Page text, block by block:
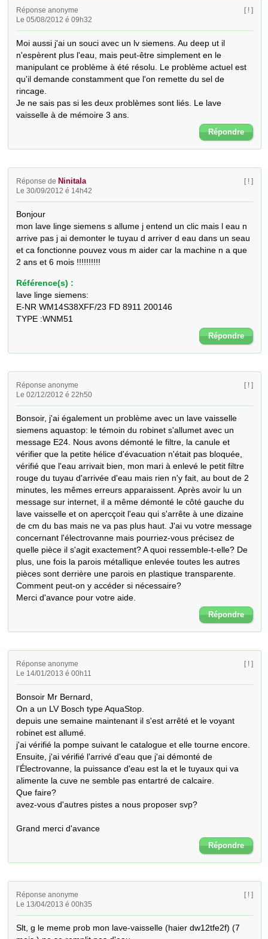
Réponse anonyme
Le 05/08/2012 é 09h32
[ ! ]
Moi aussi j'ai un souci avec un lv siemens. Au deep ut il
n'espèrent plus l'eau, mais peut-être simplement en le
manipulant ce problème à été résolu. Le problème actuel est
qu'il demande constamment que l'on remette du sel de
rincage.
Je ne sais pas si les deux problèmes sont liés. Le lave
vaisselle à de mémoire 3 ans.
Répondre
Réponse de Ninitala
Le 30/09/2012 é 14h42
[ ! ]
Bonjour
mon lave linge siemens s allume j entend un clic mais l eau n
arrive pas j ai demonter le tuyau d arriver d eau dans un seau
et ca fonctionne pouvez vous m aider car la machine n a que
2 ans et 6 mois !!!!!!!!!!
Référence(s) :
lave linge siemens:
E-NR WM14S38XFF/23 FD 8911 200146
TYPE :WNM51
Répondre
Réponse anonyme
Le 02/12/2012 é 22h50
[ ! ]
Bonsoir, j'ai également un problème avec un lave vaisselle
siemens aquastop: le témoin du robinet s'allumet avec un
message E24. Nous avons démonté le filtre, la canule et
vérifier que la petite hélice d'évacuation n'était pas bloquée,
vérifié que l'eau arrivait bien, mon mari à enlevé le petit filtre
rouge du tuyau d'arrivée d'eau mais rien n'y fait, au bout de 2
minutes, les mêmes erreurs apparaissent. Après avoir lu un
message sur internet, il a même démonté le côté gauche du
lave vaisselle et on apercçoit l'eau qui s'arrête à une dizaine
de cm du bas mais ne va pas plus haut. J'ai vu votre message
concernant l'électrovanne mais pourriez-vous précisez de
quelle pièce il s'agit exactement? A quoi ressemble-t-elle? De
plus, une fois la parois métallique enlevée toutes les autres
pièces sont derrière une parois en plastique transparente.
Comment peut-on y accéder si nécessaire?
Merci d'avance pour votre aide.
Répondre
Réponse anonyme
Le 14/01/2013 é 00h11
[ ! ]
Bonsoir Mr Bernard,
On a un LV Bosch type AquaStop.
depuis une semaine maintenant il s'est arrêté et le voyant
robinet est allumé.
j'ai vérifié la pompe suivant le catalogue et elle tourne encore.
Ensuite, j'ai vérifié l'arrivé d'eau que j'ai démonté de
l’Électrovanne, la puissance d'eau est la et le tuyaux qui va
alimente la cuve ne semble pas entartré de calcaire.
Que faire?
avez-vous d'autres pistes a nous proposer svp?
Grand merci d'avance
Répondre
Réponse anonyme
Le 13/04/2013 é 00h35
[ ! ]
Slt, g le meme prob mon lave-vaisselle (haier dw12tfe2f) (7